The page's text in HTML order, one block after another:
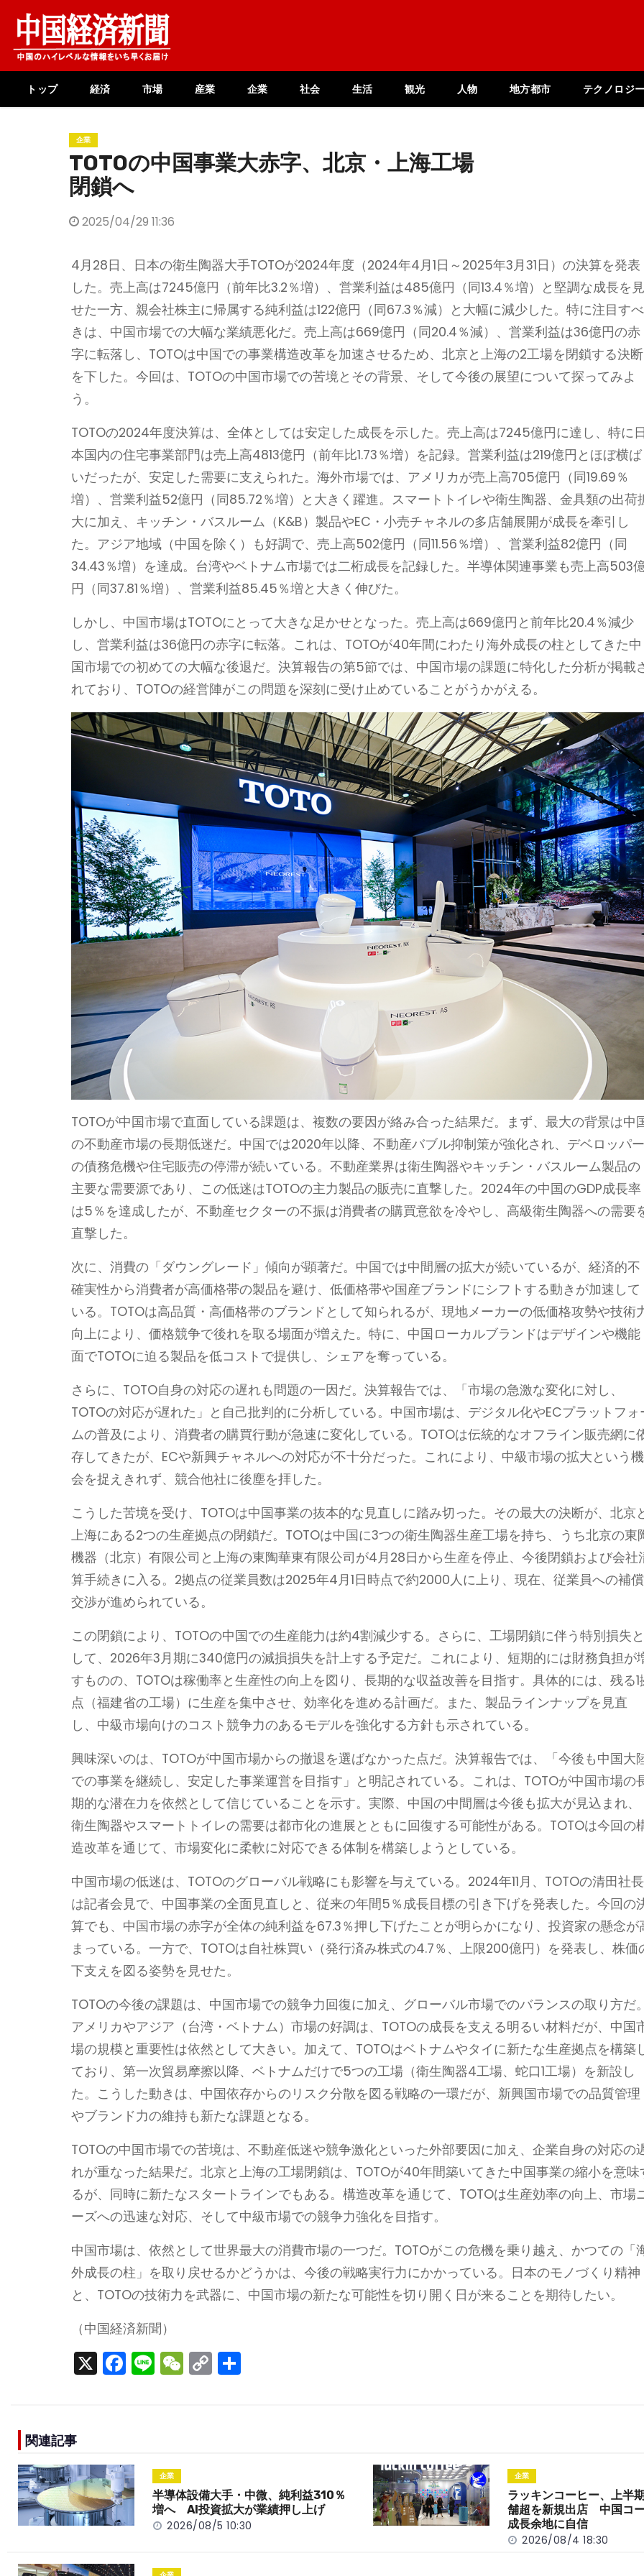
content
トップ 経済 市場 産業 企業 社会 生活 観光 人物 地方都市 テクノロジー
企業
TOTOの中国事業大赤字、北京・上海工場
閉鎖へ
2025/04/29 11:36
4月28日、日本の衛生陶器大手TOTOが2024年度（2024年4月1日～2025年3月31日）の決算を発表
した。売上高は7245億円（前年比3.2％増）、営業利益は485億円（同13.4％増）と堅調な成長を見
せた一方、親会社株主に帰属する純利益は122億円（同67.3％減）と大幅に減少した。特に注目すべ
きは、中国市場での大幅な業績悪化だ。売上高は669億円（同20.4％減）、営業利益は36億円の赤
字に転落し、TOTOは中国での事業構造改革を加速させるため、北京と上海の2工場を閉鎖する決断
を下した。今回は、TOTOの中国市場での苦境とその背景、そして今後の展望について探ってみよ
う。
TOTOの2024年度決算は、全体としては安定した成長を示した。売上高は7245億円に達し、特に日
本国内の住宅事業部門は売上高4813億円（前年比1.73％増）を記録。営業利益は219億円とほぼ横ば
いだったが、安定した需要に支えられた。海外市場では、アメリカが売上高705億円（同19.69％
増）、営業利益52億円（同85.72％増）と大きく躍進。スマートトイレや衛生陶器、金具類の出荷
大に加え、キッチン・バスルーム（K&B）製品やEC・小売チャネルの多店舗展開が成長を牽引し
た。アジア地域（中国を除く）も好調で、売上高502億円（同11.56％増）、営業利益82億円（同
34.43％増）を達成。台湾やベトナム市場では二桁成長を記録した。半導体関連事業も売上高503
円（同37.81％増）、営業利益85.45％増と大きく伸びた。
しかし、中国市場はTOTOにとって大きな足かせとなった。売上高は669億円と前年比20.4％減少
し、営業利益は36億円の赤字に転落。これは、TOTOが40年間にわたり海外成長の柱としてきた中
国市場での初めての大幅な後退だ。決算報告の第5節では、中国市場の課題に特化した分析が掲載
れており、TOTOの経営陣がこの問題を深刻に受け止めていることがうかがえる。
TOTOが中国市場で直面している課題は、複数の要因が絡み合った結果だ。まず、最大の背景は中
の不動産市場の長期低迷だ。中国では2020年以降、不動産バブル抑制策が強化され、デベロッパー
の債務危機や住宅販売の停滞が続いている。不動産業界は衛生陶器やキッチン・バスルーム製品の
主要な需要源であり、この低迷はTOTOの主力製品の販売に直撃した。2024年の中国のGDP成長率
は5％を達成したが、不動産セクターの不振は消費者の購買意欲を冷やし、高級衛生陶器への需要
直撃した。
次に、消費の「ダウングレード」傾向が顕著だ。中国では中間層の拡大が続いているが、経済的不
確実性から消費者が高価格帯の製品を避け、低価格帯や国産ブランドにシフトする動きが加速して
いる。TOTOは高品質・高価格帯のブランドとして知られるが、現地メーカーの低価格攻勢や技術
向上により、価格競争で後れを取る場面が増えた。特に、中国ローカルブランドはデザインや機能
面でTOTOに迫る製品を低コストで提供し、シェアを奪っている。
さらに、TOTO自身の対応の遅れも問題の一因だ。決算報告では、「市場の急激な変化に対し、
TOTOの対応が遅れた」と自己批判的に分析している。中国市場は、デジタル化やECプラットフォ
ムの普及により、消費者の購買行動が急速に変化している。TOTOは伝統的なオフライン販売網に
存してきたが、ECや新興チャネルへの対応が不十分だった。これにより、中級市場の拡大という機
会を捉えきれず、競合他社に後塵を拝した。
こうした苦境を受け、TOTOは中国事業の抜本的な見直しに踏み切った。その最大の決断が、北京
上海にある2つの生産拠点の閉鎖だ。TOTOは中国に3つの衛生陶器生産工場を持ち、うち北京の東
機器（北京）有限公司と上海の東陶華東有限公司が4月28日から生産を停止、今後閉鎖および会社
算手続きに入る。2拠点の従業員数は2025年4月1日時点で約2000人に上り、現在、従業員への補償
交渉が進められている。
この閉鎖により、TOTOの中国での生産能力は約4割減少する。さらに、工場閉鎖に伴う特別損失と
して、2026年3月期に340億円の減損損失を計上する予定だ。これにより、短期的には財務負担が
すものの、TOTOは稼働率と生産性の向上を図り、長期的な収益改善を目指す。具体的には、残る1
点（福建省の工場）に生産を集中させ、効率化を進める計画だ。また、製品ラインナップを見直
し、中級市場向けのコスト競争力のあるモデルを強化する方針も示されている。
興味深いのは、TOTOが中国市場からの撤退を選ばなかった点だ。決算報告では、「今後も中国大
での事業を継続し、安定した事業運営を目指す」と明記されている。これは、TOTOが中国市場の
期的な潜在力を依然として信じていることを示す。実際、中国の中間層は今後も拡大が見込まれ、
衛生陶器やスマートトイレの需要は都市化の進展とともに回復する可能性がある。TOTOは今回の
造改革を通じて、市場変化に柔軟に対応できる体制を構築しようとしている。
中国市場の低迷は、TOTOのグローバル戦略にも影響を与えている。2024年11月、TOTOの清田社長
は記者会見で、中国事業の全面見直しと、従来の年間5％成長目標の引き下げを発表した。今回の
算でも、中国市場の赤字が全体の純利益を67.3％押し下げたことが明らかになり、投資家の懸念が
まっている。一方で、TOTOは自社株買い（発行済み株式の4.7％、上限200億円）を発表し、株価
下支えを図る姿勢を見せた。
TOTOの今後の課題は、中国市場での競争力回復に加え、グローバル市場でのバランスの取り方だ。
アメリカやアジア（台湾・ベトナム）市場の好調は、TOTOの成長を支える明るい材料だが、中国
場の規模と重要性は依然として大きい。加えて、TOTOはベトナムやタイに新たな生産拠点を構築
ており、第一次貿易摩擦以降、ベトナムだけで5つの工場（衛生陶器4工場、蛇口1工場）を新設し
た。こうした動きは、中国依存からのリスク分散を図る戦略の一環だが、新興国市場での品質管理
やブランド力の維持も新たな課題となる。
TOTOの中国市場での苦境は、不動産低迷や競争激化といった外部要因に加え、企業自身の対応の
れが重なった結果だ。北京と上海の工場閉鎖は、TOTOが40年間築いてきた中国事業の縮小を意味
るが、同時に新たなスタートラインでもある。構造改革を通じて、TOTOは生産効率の向上、市場
ーズへの迅速な対応、そして中級市場での競争力強化を目指す。
中国市場は、依然として世界最大の消費市場の一つだ。TOTOがこの危機を乗り越え、かつての「
外成長の柱」を取り戻せるかどうかは、今後の戦略実行力にかかっている。日本のモノづくり精神
と、TOTOの技術力を武器に、中国市場の新たな可能性を切り開く日が来ることを期待したい。
（中国経済新聞）
X F
o
o
k
Li W C
k
関連記事
企業
半導体設備大手・中微、純利益310％
増へ AI投資拡大が業績押し上げ
2026/08/5 10:30
企業
ラッキンコーヒー、上半
舗超を新規出店 中国コ
成長余地に自信
2026/08/4 18:30